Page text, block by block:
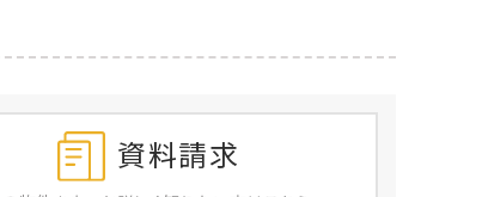
資料請求